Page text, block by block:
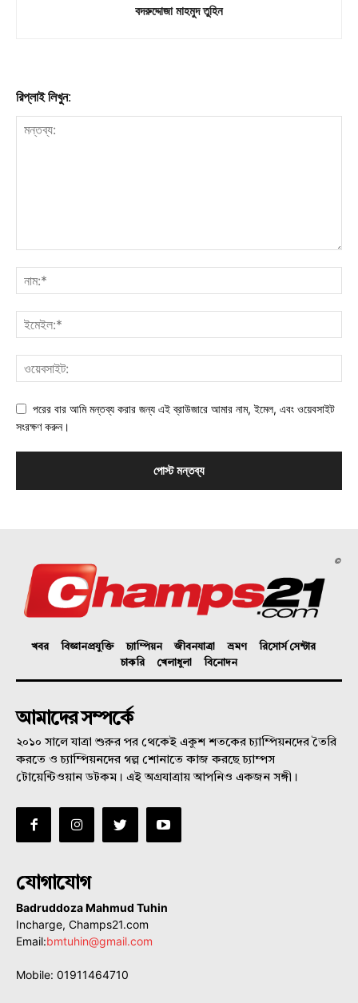
বদরুদ্দোজা মাহমুদ তুহিন
রিপ্লাই লিখুন:
পরের বার আমি মন্তব্য করার জন্য এই ব্রাউজারে আমার নাম, ইমেল, এবং ওয়েবসাইট
সংরক্ষণ করুন।
©
খবর বিজ্ঞানপ্রযুক্তি চ্যাম্পিয়ন জীবনযাত্রা ভ্রমণ
রিসোর্স সেন্টার
চাকরি
খেলাধুলা বিনোদন
আমাদের সম্পর্কে
২০১০ সালে যাত্রা শুরুর পর থেকেই একুশ শতকের চ্যাম্পিয়নদের তৈরি
করতে ও চ্যাম্পিয়নদের গল্প শোনাতে কাজ করছে চ্যাম্পস
টোয়েন্টিওয়ান ডটকম। এই অগ্রযাত্রায় আপনিও একজন সঙ্গী।
যোগাযোগ
Badruddoza Mahmud Tuhin
Incharge, Champs21.com
Email:bmtuhin@gmail.com
Mobile: 01911464710